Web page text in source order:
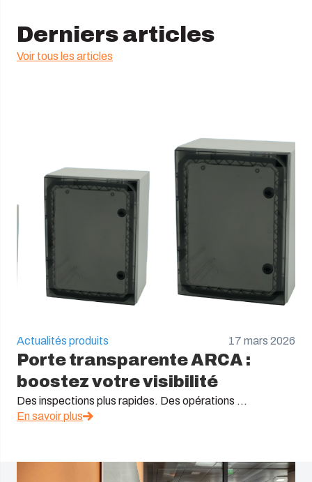
Derniers articles
Voir tous les articles
Actualités produits 17 mars 2026
Porte transparente ARCA :
boostez votre visibilité
Des inspections plus rapides. Des opérations ...
En savoir plus